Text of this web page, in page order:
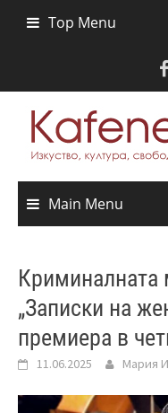
Top Menu
Main Menu
Криминалната
„Записки на
премиера в
11.06.2025 Мария